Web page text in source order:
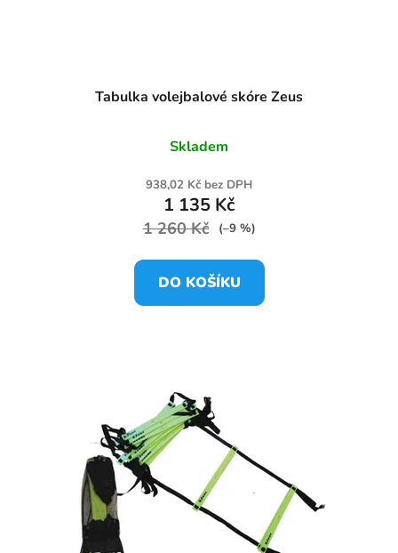
Tabulka volejbalové skóre Zeus
Skladem
938,02 Kč bez DPH
1 135 Kč
1 260 Kč (–9 %)
DO KOŠÍKU